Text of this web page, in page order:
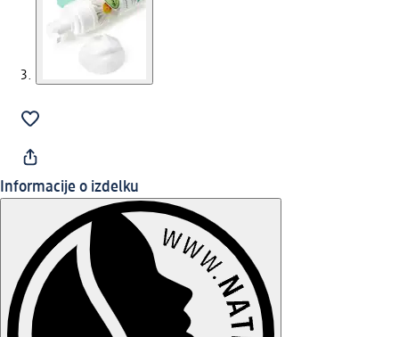
Informacije o izdelku